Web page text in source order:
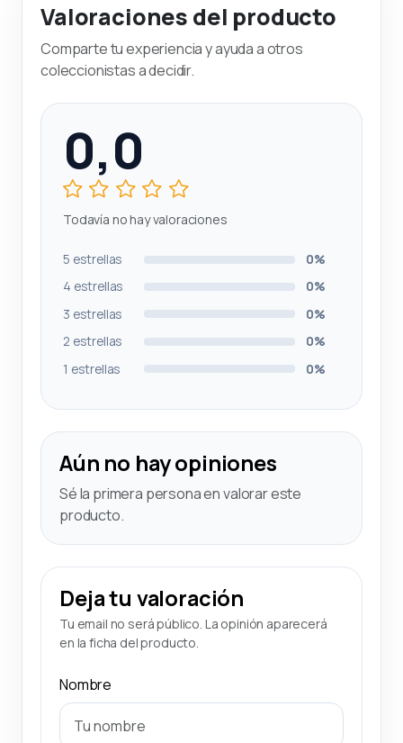
Valoraciones del producto
Comparte tu experiencia y ayuda a otros
coleccionistas a decidir.
0,0
Todavía no hay valoraciones
5 estrellas
0%
4 estrellas
0%
3 estrellas
0%
2 estrellas
0%
1 estrellas
0%
Aún no hay opiniones
Sé la primera persona en valorar este
producto.
Deja tu valoración
Tu email no será público. La opinión aparecerá
en la ficha del producto.
Nombre